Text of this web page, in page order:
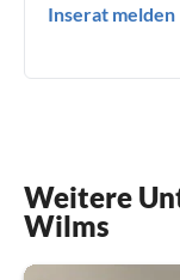
Inserat melden
Weitere
Wilms